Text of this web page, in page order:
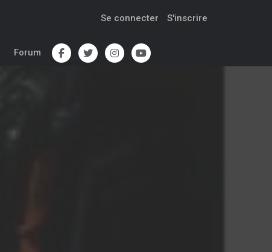
Se connecter S'inscrire
Forum